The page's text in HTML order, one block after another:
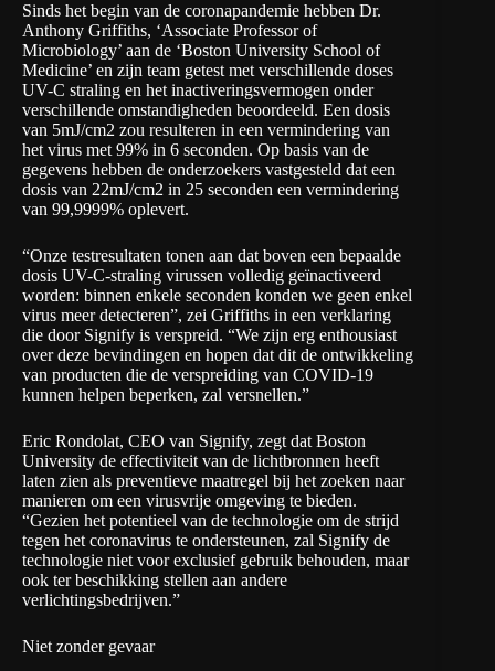
Sinds het begin van de coronapandemie hebben Dr.
Anthony Griffiths, ‘Associate Professor of
Microbiology’ aan de ‘Boston University School of
Medicine’ en zijn team getest met verschillende doses
UV-C straling en het inactiveringsvermogen onder
verschillende omstandigheden beoordeeld. Een dosis
van 5mJ/cm2 zou resulteren in een vermindering van
het virus met 99% in 6 seconden. Op basis van de
gegevens hebben de onderzoekers vastgesteld dat een
dosis van 22mJ/cm2 in 25 seconden een vermindering
van 99,9999% oplevert.
“Onze testresultaten tonen aan dat boven een bepaalde
dosis UV-C-straling virussen volledig geïnactiveerd
worden: binnen enkele seconden konden we geen enkel
virus meer detecteren”, zei Griffiths in een verklaring
die door Signify is verspreid. “We zijn erg enthousiast
over deze bevindingen en hopen dat dit de ontwikkeling
van producten die de verspreiding van COVID-19
kunnen helpen beperken, zal versnellen.”
Eric Rondolat, CEO van Signify, zegt dat Boston
University de effectiviteit van de lichtbronnen heeft
laten zien als preventieve maatregel bij het zoeken naar
manieren om een virusvrije omgeving te bieden.
“Gezien het potentieel van de technologie om de strijd
tegen het coronavirus te ondersteunen, zal Signify de
technologie niet voor exclusief gebruik behouden, maar
ook ter beschikking stellen aan andere
verlichtingsbedrijven.”
Niet zonder gevaar